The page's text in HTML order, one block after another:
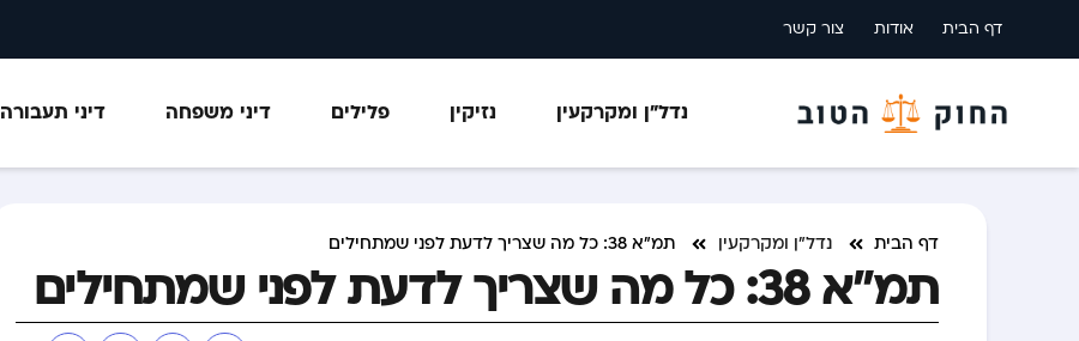
דף הבית אודות צור קשר
נדל”ן ומקרקעין נזיקין פלילים דיני משפחה דיני תעבורה
דף הבית נדל"ן ומקרקעין תמ”א 38: כל מה שצריך לדעת לפני שמתחילים
תמ”א 38: כל מה שצריך לדעת לפני שמתחילים